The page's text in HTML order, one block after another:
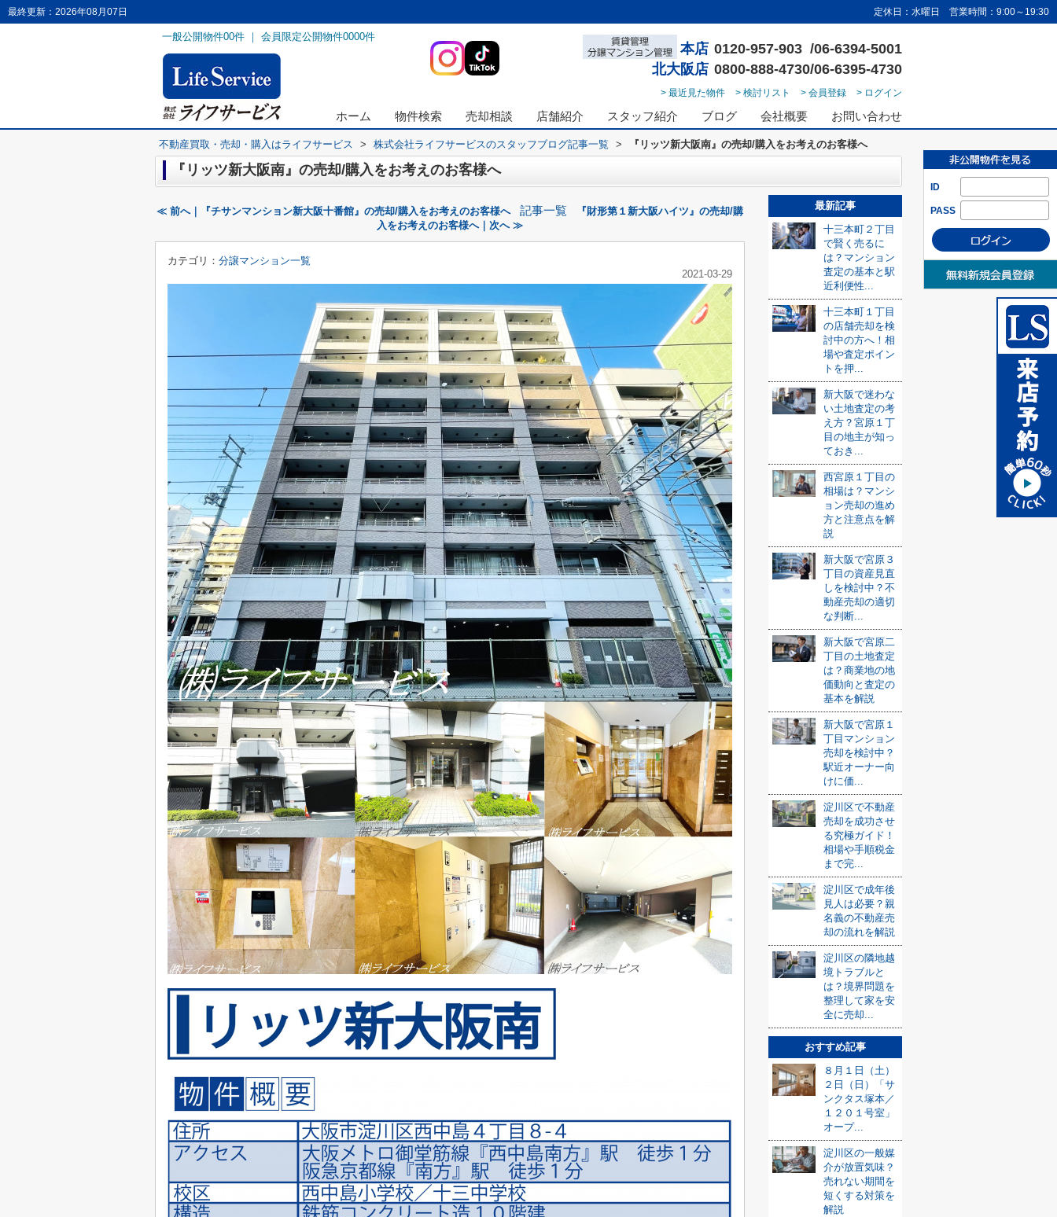
最終更新：2026年08月07日 定休日：水曜日 営業時間：9:00～19:30
一般公開物件00件 ｜ 会員限定公開物件0000件
本店 0120-957-903 /06-6394-5001
北大阪店 0800-888-4730/06-6395-4730
> 最近見た物件 > 検討リスト > 会員登録 > ログイン
ホーム 物件検索 売却相談 店舗紹介 スタッフ紹介 ブログ 会社概要 お問い合わせ
ID
PASS
不動産買取・売却・購入はライフサービス > 株式会社ライフサービスのスタッフブログ記事一覧 > 『リッツ新大阪南』の売却/購入をお考えのお客様へ
『リッツ新大阪南』の売却/購入をお考えのお客様へ
≪ 前へ｜『チサンマンション新大阪十番館』の売却/購入をお考えのお客様へ 記事一覧
『財形第１新大阪ハイツ』の売却/購
入をお考えのお客様へ｜次へ ≫
カテゴリ： 分譲マンション一覧
2021-03-29
最新記事
十三本町２丁目
で賢く売るに
は？マンション
査定の基本と駅
近利便性...
十三本町１丁目
の店舗売却を検
討中の方へ！相
場や査定ポイン
トを押...
新大阪で迷わな
い土地査定の考
え方？宮原１丁
目の地主が知っ
ておき...
西宮原１丁目の
相場は？マンシ
ョン売却の進め
方と注意点を解
説
新大阪で宮原３
丁目の資産見直
しを検討中？不
動産売却の適切
な判断...
新大阪で宮原二
丁目の土地査定
は？商業地の地
価動向と査定の
基本を解説
新大阪で宮原１
丁目マンション
売却を検討中？
駅近オーナー向
けに価...
淀川区で不動産
売却を成功させ
る究極ガイド！
相場や手順税金
まで完...
淀川区で成年後
見人は必要？親
名義の不動産売
却の流れを解説
淀川区の隣地越
境トラブルと
は？境界問題を
整理して家を安
全に売却...
おすすめ記事
８月１日（土）
２日（日）「サ
ンクタス塚本／
１２０１号室」
オープ...
淀川区の一般媒
介が放置気味？
売れない期間を
短くする対策を
解説